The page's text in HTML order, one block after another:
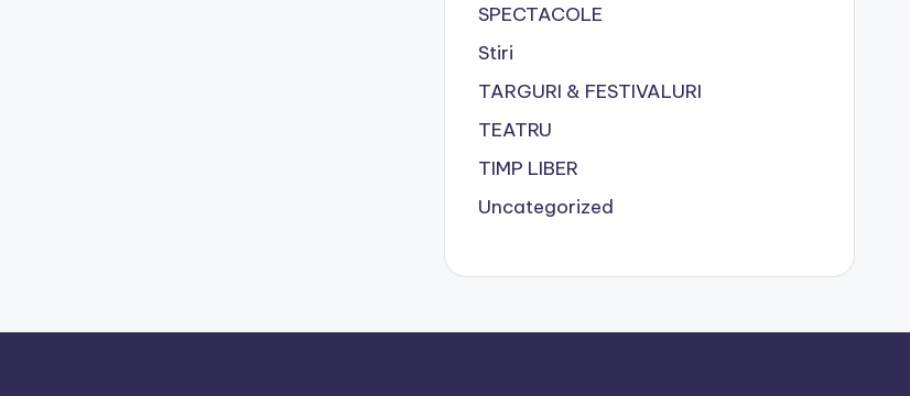
SPECTACOLE
Stiri
TARGURI & FESTIVALURI
TEATRU
TIMP LIBER
Uncategorized